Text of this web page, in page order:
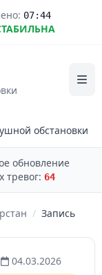
07:44
обстановки
обновление
тревог: 64
/ Запись
04.03.2026